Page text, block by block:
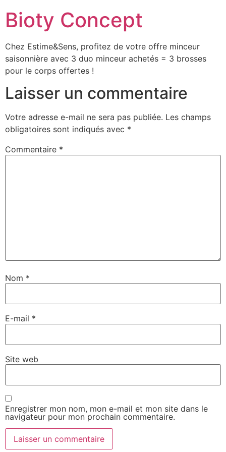
Bioty Concept
Chez Estime&Sens, profitez de votre offre minceur
saisonnière avec 3 duo minceur achetés = 3 brosses
pour le corps offertes !
Laisser un commentaire
Votre adresse e-mail ne sera pas publiée. Les champs
obligatoires sont indiqués avec *
Commentaire *
Nom *
E-mail *
Site web
Enregistrer mon nom, mon e-mail et mon site dans le
navigateur pour mon prochain commentaire.